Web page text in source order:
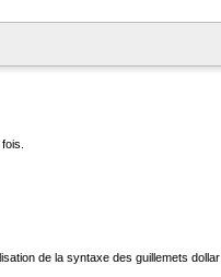
de la syntaxe des guillemets